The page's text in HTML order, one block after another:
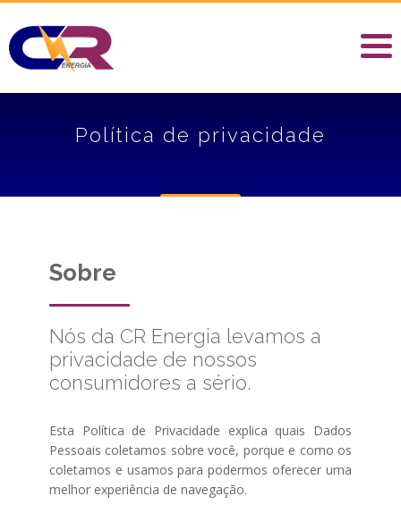
Política de privacidade
Sobre
Nós da CR Energia levamos a
privacidade de nossos
consumidores a sério.
Esta Política de Privacidade explica quais Dados
Pessoais coletamos sobre você, porque e como os
coletamos e usamos para podermos oferecer uma
melhor experiência de navegação.